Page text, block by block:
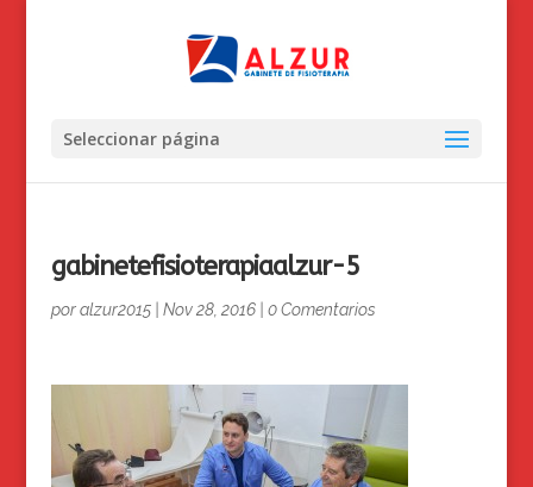
Seleccionar página
gabinetefisioterapiaalzur-5
poralzur2015| Nov 28, 2016| 0 Comentarios